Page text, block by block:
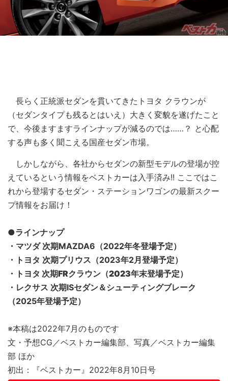
長らく正統派セダンを貫いてきたトヨタ クラウンが
（セダンタイプも残るとはいえ）大きく変貌を遂げたこと
で、今後ますますラインナップが減るのでは……？ と心配
する声も多く聞こえる国産セダン市場。
しかしながら、各社からセダンの新型モデルの登場が控
えているという情報をベストカーは入手済み!! ここではこ
れから登場するセダン・ステーションワゴンの最新スクー
プ情報をお届け！
●ラインナップ
・マツダ 次期MAZDA6（2022年冬登場予定）
・トヨタ 次期プリウス（2023年2月登場予定）
・トヨタ 次期FRクラウン（2023年末登場予定）
・レクサス 次期ISセダン＆シューティングブレーク
（2025年登場予定）
※本稿は2022年7月のものです
文・予想CG／ベストカー編集部、写真／ベストカー編集
部 ほか
初出：『ベストカー』2022年8月10日号